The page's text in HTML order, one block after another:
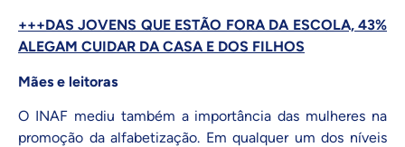
+++DAS JOVENS QUE ESTÃO FORA DA ESCOLA, 43%
ALEGAM CUIDAR DA CASA E DOS FILHOS
Mães e leitoras
O INAF mediu também a importância das mulheres na
promoção da alfabetização. Em qualquer um dos níveis